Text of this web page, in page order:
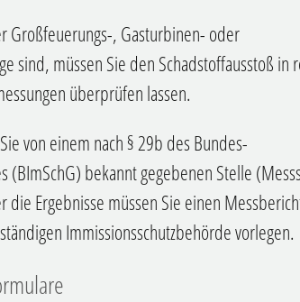
Großfeuerungs-, Gasturbinen- oder
sind, müssen Sie den Schadstoffausstoß in
überprüfen lassen.
von einem nach § 29b des Bundes-
(BImSchG) bekannt gegebenen Stelle
die Ergebnisse müssen Sie einen
Immissionsschutzbehörde vorlegen.